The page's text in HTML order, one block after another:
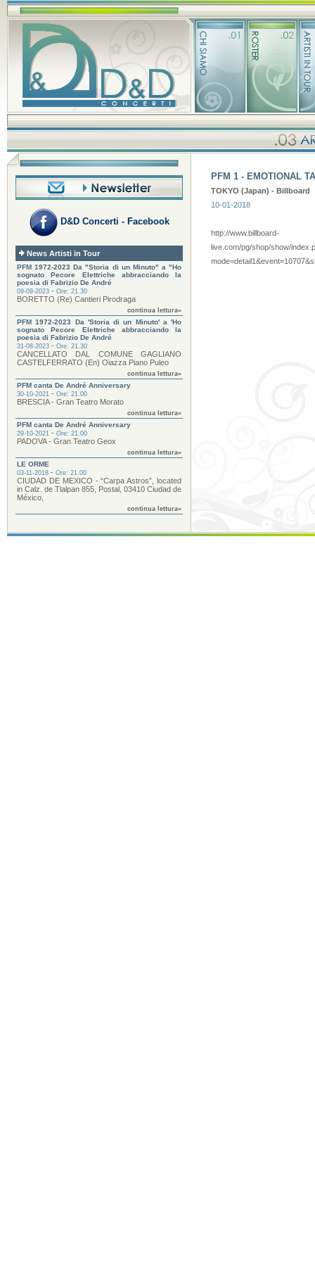
D&D Concerti - Facebook
News Artisti in Tour
PFM 1972-2023 Da "Storia di un Minuto" a "Ho
sognato Pecore Elettriche abbracciando la
poesia di Fabrizio De André
09-09-2023 - Ore: 21.30
BORETTO (Re) Cantieri Pirodraga
continua lettura»
PFM 1972-2023 Da 'Storia di un Minuto' a 'Ho
sognato Pecore Elettriche abbracciando la
poesia di Fabrizio De André
31-08-2023 - Ore: 21.30
CANCELLATO DAL COMUNE GAGLIANO
CASTELFERRATO (En) Oiazza Piano Puleo
continua lettura»
PFM canta De André Anniversary
30-10-2021 - Ore: 21.00
BRESCIA - Gran Teatro Morato
continua lettura»
PFM canta De André Anniversary
29-10-2021 - Ore: 21.00
PADOVA - Gran Teatro Geox
continua lettura»
LE ORME
03-11-2018 - Ore: 21.00
CIUDAD DE MEXICO - “Carpa Astros”, located
in Calz. de Tlalpan 855, Postal, 03410 Ciudad de
México,
continua lettura»
PFM 1 - EMOTIONAL
TOKYO (Japan) - Billboard
10-01-2018
http://www.billboard-
live.com/pg/shop/show/